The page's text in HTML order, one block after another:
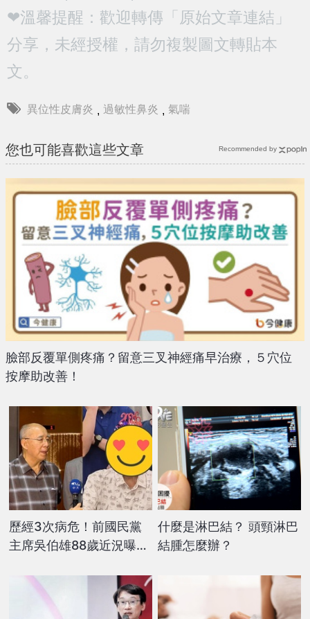
❤溫馨提醒：歡迎轉傳「原始文章連結」
分享，未經授權，請勿複製圖文轉貼本
文。
異位性皮膚炎 , 過敏性鼻炎 , 氣喘
您也可能喜歡這些文章
臉部反覆單側疼痛？留意三叉神經痛早治療，５穴位
按摩助改善！
歷經3次病危！前國民黨
主席吳伯雄88歲近況曝光
什麼是淋巴結？ 頭頸淋巴
結腫怎麼辦？
Recommended by